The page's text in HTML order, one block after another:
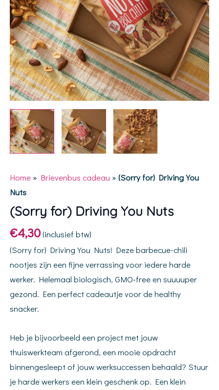
Home » Brievenbus cadeau » (Sorry for) Driving You
Nuts
(Sorry for) Driving You Nuts
€4,30(inclusief btw)
(Sorry for) Driving You Nuts! Deze barbecue-chili
nootjes zijn een fijne verrassing voor iedere harde
werker. Helemaal biologisch, GMO-free en suuuuper
gezond. Een perfect cadeautje voor de healthy
snacker.
Heb je bijvoorbeeld een project met jouw
thuiswerkteam afgerond, een mooie opdracht
binnengesleept of jouw werksuccessen behaald? Stuur
je harde werkers een klein geschenk op. Een klein